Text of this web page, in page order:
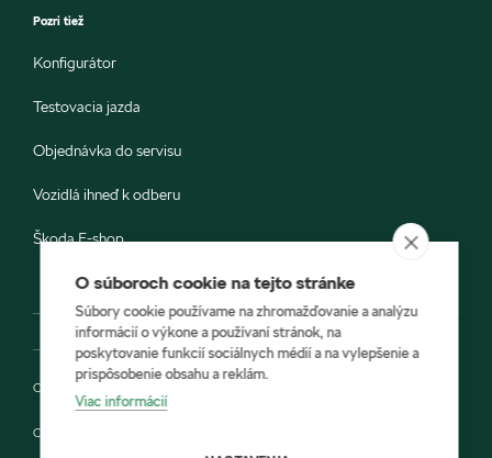
Pozri tiež
Konfigurátor
Testovacia jazda
Objednávka do servisu
Vozidlá ihneď k odberu
Škoda E-shop
Ochrana osobných údajov
Cookies
O súboroch cookie na tejto stránke
Súbory cookie používame na zhromažďovanie a analýzu
informácií o výkone a používaní stránok, na
poskytovanie funkcií sociálnych médií a na vylepšenie a
prispôsobenie obsahu a reklám.
Viac informácií